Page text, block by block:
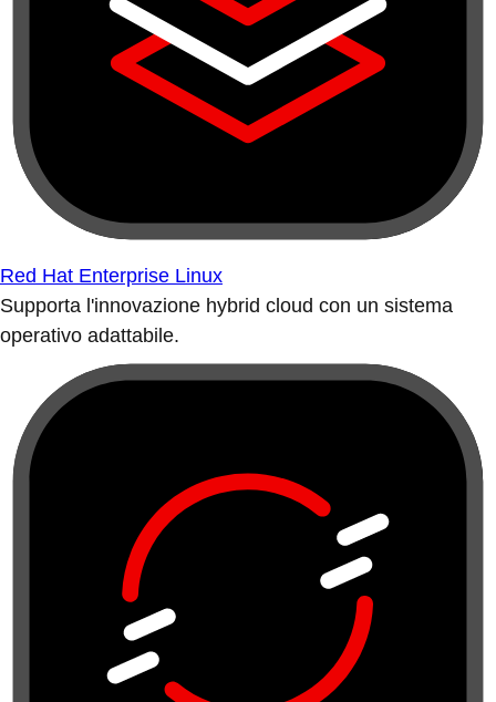
Red Hat Enterprise Linux
Supporta l'innovazione hybrid cloud con un sistema
operativo adattabile.